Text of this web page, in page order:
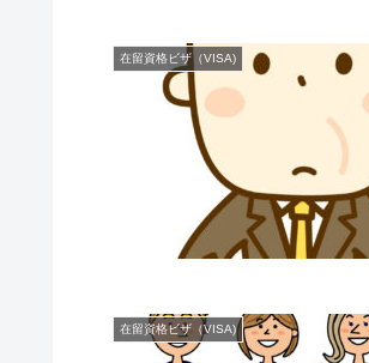
在留資格ビザ（VISA)
在留資格ビザ（VISA)